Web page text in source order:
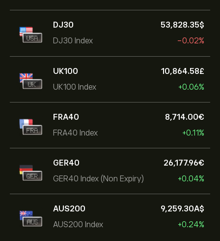
DJ30
DJ30 Index
53,828.35‎$‎
-0.02%
UK100
UK100 Index
10,864.58‎£‎
+0.06%
FRA40
FRA40 Index
8,714.00‎€‎
+0.11%
GER40
GER40 Index (Non Expiry)
26,177.96‎€‎
+0.04%
AUS200
AUS200 Index
9,259.30‎A$‎
+0.24%